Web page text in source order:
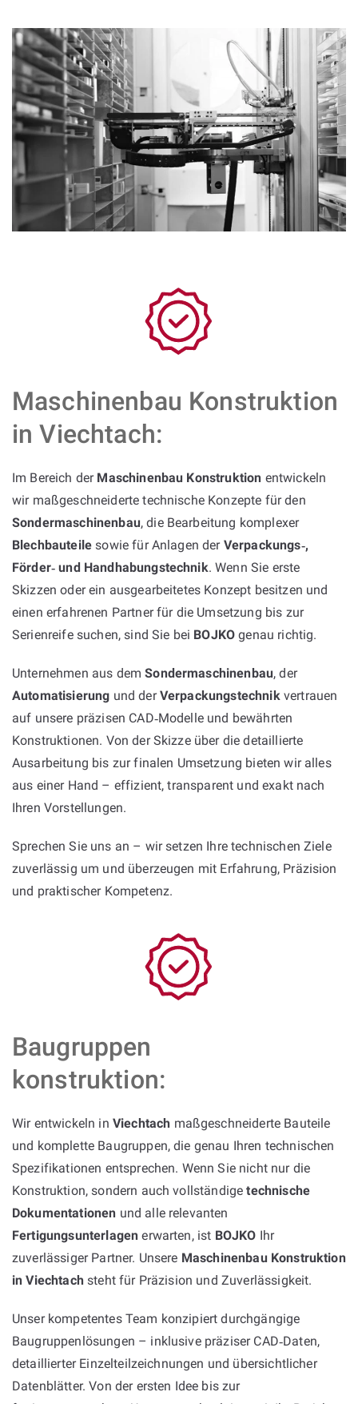
Maschinenbau Konstruktion
in Viechtach:
Im Bereich der Maschinenbau Konstruktion entwickeln
wir maßgeschneiderte technische Konzepte für den
Sondermaschinenbau, die Bearbeitung komplexer
Blechbauteile sowie für Anlagen der Verpackungs‑,
Förder‑ und Handhabungstechnik. Wenn Sie erste
Skizzen oder ein ausgearbeitetes Konzept besitzen und
einen erfahrenen Partner für die Umsetzung bis zur
Serienreife suchen, sind Sie bei BOJKO genau richtig.
Unternehmen aus demSondermaschinenbau, der
Automatisierung und derVerpackungstechnikvertrauen
auf unsere präzisen CAD‑Modelle und bewährten
Konstruktionen. Von der Skizze über die detaillierte
Ausarbeitung bis zur finalen Umsetzung bieten wir alles
aus einer Hand – effizient, transparent und exakt nach
Ihren Vorstellungen.
Sprechen Sie uns an – wir setzen Ihre technischen Ziele
zuverlässig um und überzeugen mit Erfahrung, Präzision
und praktischer Kompetenz.
Baugruppen
konstruktion:
Wir entwickeln in Viechtach maßgeschneiderte Bauteile
und komplette Baugruppen, die genau Ihren technischen
Spezifikationen entsprechen. Wenn Sie nicht nur die
Konstruktion, sondern auch vollständigetechnische
Dokumentationen und alle relevanten
Fertigungsunterlagen erwarten, ist BOJKO Ihr
zuverlässiger Partner. Unsere Maschinenbau Konstruktion
in Viechtachsteht für Präzision und Zuverlässigkeit.
Unser kompetentes Team konzipiert durchgängige
Baugruppenlösungen – inklusive präziser CAD‑Daten,
detaillierter Einzelteilzeichnungen und übersichtlicher
Datenblätter. Von der ersten Idee bis zur